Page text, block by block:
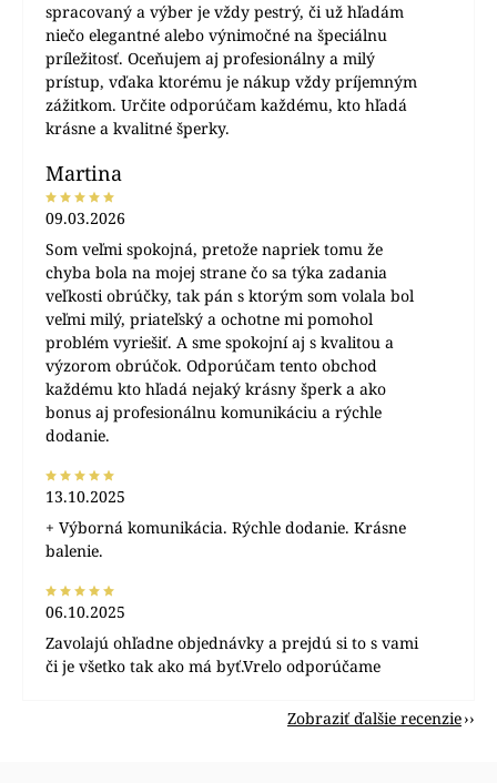
spracovaný a výber je vždy pestrý, či už hľadám
niečo elegantné alebo výnimočné na špeciálnu
príležitosť. Oceňujem aj profesionálny a milý
prístup, vďaka ktorému je nákup vždy príjemným
zážitkom. Určite odporúčam každému, kto hľadá
krásne a kvalitné šperky.
Martina
09.03.2026
Som veľmi spokojná, pretože napriek tomu že
chyba bola na mojej strane čo sa týka zadania
veľkosti obrúčky, tak pán s ktorým som volala bol
veľmi milý, priateľský a ochotne mi pomohol
problém vyriešiť. A sme spokojní aj s kvalitou a
výzorom obrúčok. Odporúčam tento obchod
každému kto hľadá nejaký krásny šperk a ako
bonus aj profesionálnu komunikáciu a rýchle
dodanie.
13.10.2025
+ Výborná komunikácia. Rýchle dodanie. Krásne
balenie.
06.10.2025
Zavolajú ohľadne objednávky a prejdú si to s vami
či je všetko tak ako má byť.Vrelo odporúčame
Zobraziť ďalšie recenzie